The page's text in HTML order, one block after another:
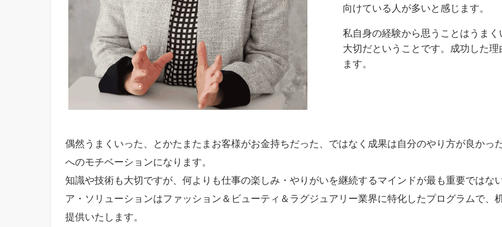
向けている人が多いと感じます。
私自身の経験から思うことはうま
大切だということです。成功した
ます。
偶然うまくいった、とかたまたまお客様がお金持ちだった、ではなく成果は自分のやり方が良か
へのモチベーションになります。
知識や技術も大切ですが、何よりも仕事の楽しみ・やりがいを継続するマインドが最も重要ではな
ア・ソリューションはファッション＆ビューティ＆ラグジュアリー業界に特化したプログラムで
提供いたします。